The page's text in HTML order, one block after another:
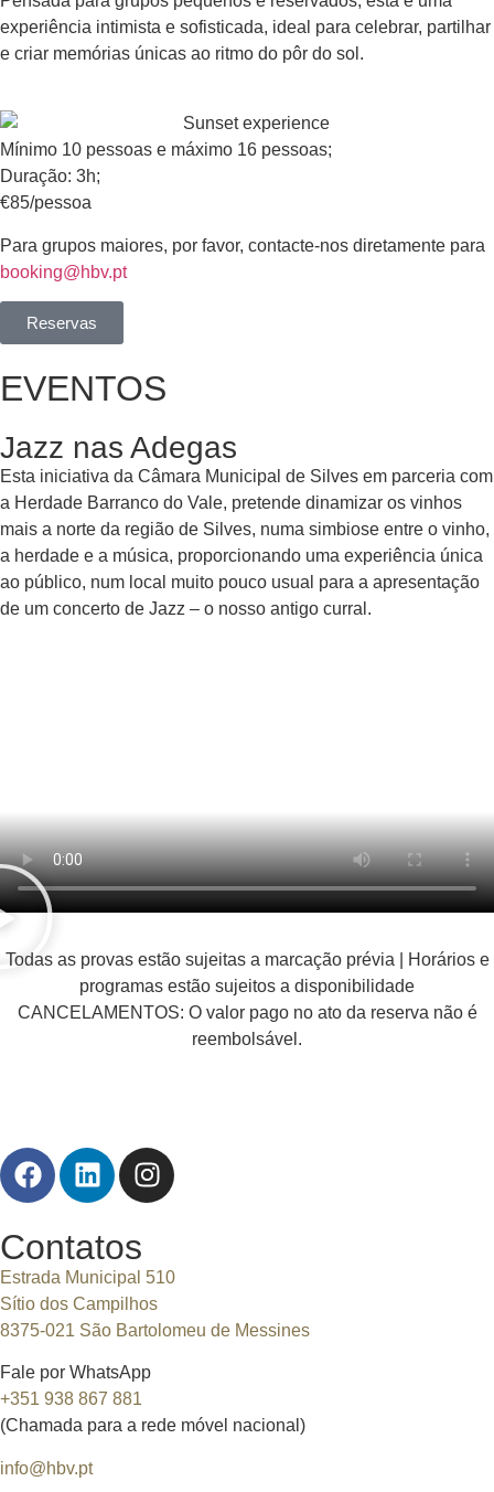
experiência intimista e sofisticada, ideal para celebrar, partilhar
e criar memórias únicas ao ritmo do pôr do sol.
Mínimo 10 pessoas e máximo 16 pessoas;
Duração: 3h;
€85/pessoa
Para grupos maiores, por favor, contacte-nos diretamente para
booking@hbv.pt
Reservas
EVENTOS
Jazz nas Adegas
Esta iniciativa da Câmara Municipal de Silves em parceria com
a Herdade Barranco do Vale, pretende dinamizar os vinhos
mais a norte da região de Silves, numa simbiose entre o vinho,
a herdade e a música, proporcionando uma experiência única
ao público, num local muito pouco usual para a apresentação
de um concerto de Jazz – o nosso antigo curral.
Todas as provas estão sujeitas a marcação prévia | Horários e
programas estão sujeitos a disponibilidade
CANCELAMENTOS: O valor pago no ato da reserva não é
reembolsável.
Contatos
Estrada Municipal 510
Sítio dos Campilhos
8375-021 São Bartolomeu de Messines
Fale por WhatsApp
+351 938 867 881
(Chamada para a rede móvel nacional)
info@hbv.pt